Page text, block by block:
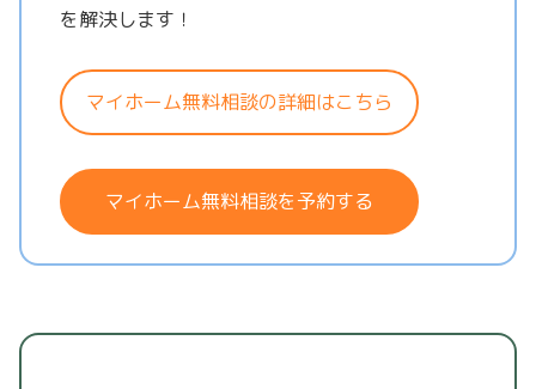
を解決します！
マイホーム無料相談の詳細はこちら
マイホーム無料相談を予約する